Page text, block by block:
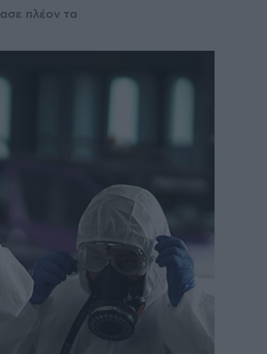
πλέον τα